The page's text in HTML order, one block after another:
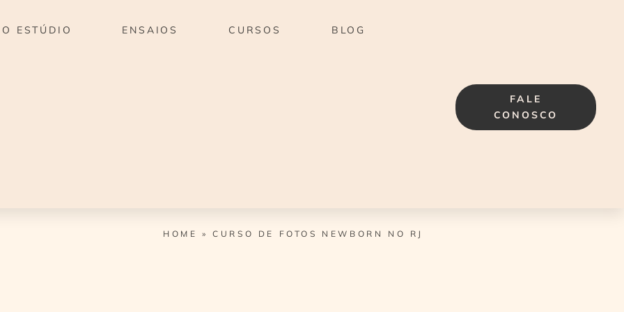
O ESTÚDIO ENSAIOS CURSOS BLOG
FALE
CONOSCO
HOME »CURSO DE FOTOS NEWBORN NO RJ